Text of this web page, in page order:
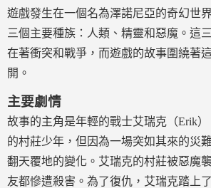
遊戲發生在一個名為澤諾尼亞的奇幻世
三個主要種族：人類、精靈和惡魔。這
在著衝突和戰爭，而遊戲的故事圍繞著
開。
主要劇情
故事的主角是年輕的戰士艾瑞克（Erik
的村莊少年，但因為一場突如其來的災
翻天覆地的變化。艾瑞克的村莊被惡魔
友都慘遭殺害。為了復仇，艾瑞克踏上